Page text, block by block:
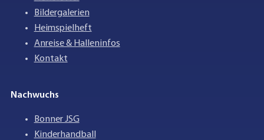
Bildergalerien
Heimspielheft
Anreise & Halleninfos
Kontakt
Nachwuchs
Bonner JSG
Kinderhandball